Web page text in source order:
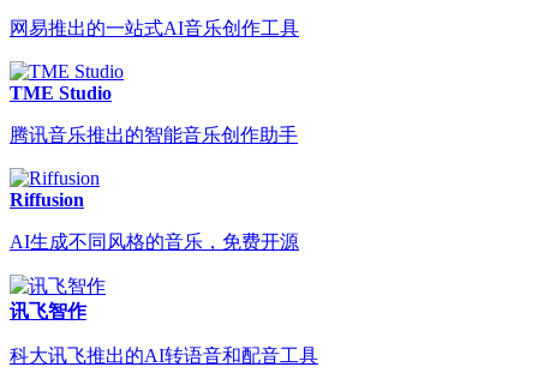
网易推出的一站式AI音乐创作工具
TME Studio
腾讯音乐推出的智能音乐创作助手
Riffusion
AI生成不同风格的音乐，免费开源
讯飞智作
科大讯飞推出的AI转语音和配音工具